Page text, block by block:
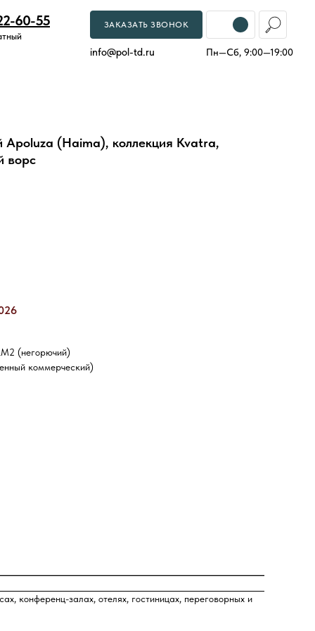
ЗАКАЗАТЬ ЗВОНОК
60-55
Пн—Сб, 9:00—19:00
info@pol-td.ru
Apoluza (Haima), коллекция Kvatra,
ворс
(негорючий)
коммерческий)
конференц-залах, отелях, гостиницах, переговорных и